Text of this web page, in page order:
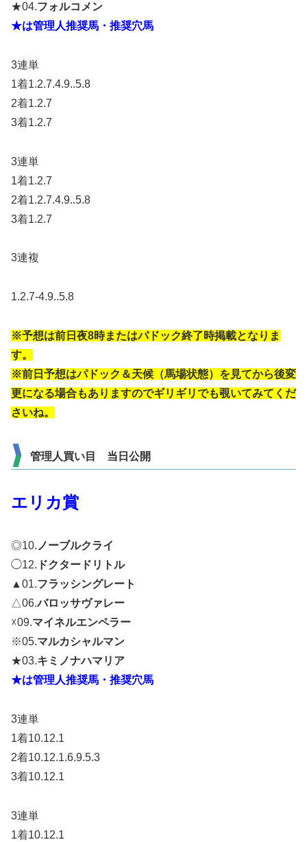
★04.フォルコメン
★は管理人推奨馬・推奨穴馬
3連単
1着1.2.7.4.9..5.8
2着1.2.7
3着1.2.7
3連単
1着1.2.7
2着1.2.7.4.9..5.8
3着1.2.7
3連複
1.2.7-4.9..5.8
※予想は前日夜8時またはパドック終了時掲載となりま
す。
※前日予想はパドック＆天候（馬場状態）を見てから後変
更になる場合もありますのでギリギリでも覗いてみてくだ
さいね。
管理人買い目 当日公開
エリカ賞
◎10.ノーブルクライ
◯12. ドクタードリトル
▲01.フラッシングレート
△06.バロッサヴァレー
☓09.マイネルエンペラー
※05.マルカシャルマン
★03.キミノナハマリア
★は管理人推奨馬・推奨穴馬
3連単
1着10.12.1
2着10.12.1.6.9.5.3
3着10.12.1
3連単
1着10.12.1